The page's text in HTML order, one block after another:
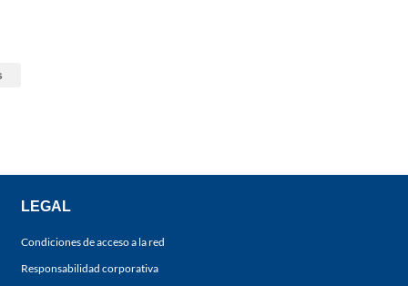
LEGAL
Condiciones de acceso a la red
Responsabilidad corporativa